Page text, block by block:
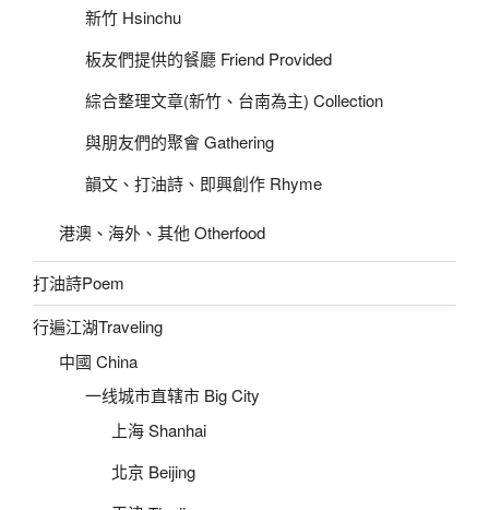
新竹 Hsinchu
板友們提供的餐廳 Friend Provided
綜合整理文章(新竹、台南為主) Collection
與朋友們的聚會 Gathering
韻文、打油詩、即興創作 Rhyme
港澳、海外、其他 Otherfood
打油詩Poem
行遍江湖Traveling
中國 China
一线城市直辖市 Big City
上海 Shanhai
北京 Beijing